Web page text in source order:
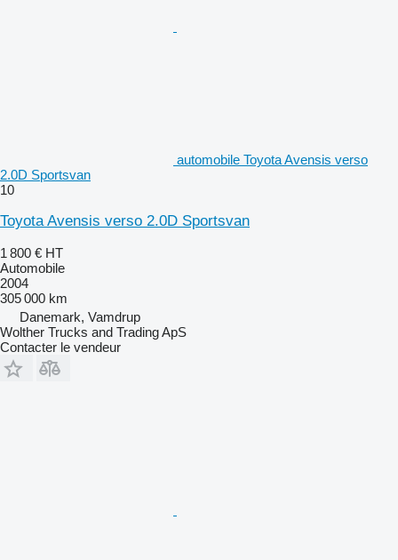
automobile Toyota Avensis verso
2.0D Sportsvan
10
Toyota Avensis verso 2.0D Sportsvan
1 800 € HT
Automobile
2004
305 000 km
Danemark, Vamdrup
Wolther Trucks and Trading ApS
Contacter le vendeur